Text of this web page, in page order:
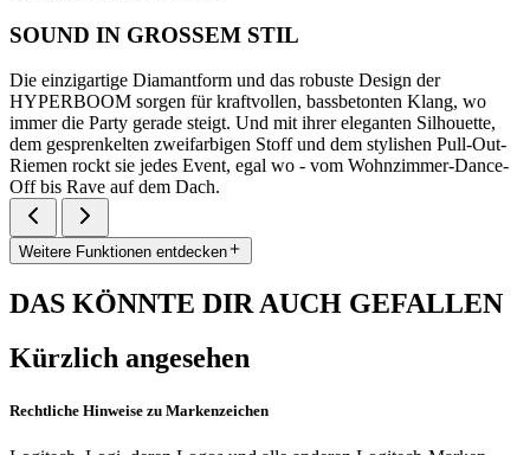
SOUND IN GROSSEM STIL
Die einzigartige Diamantform und das robuste Design der
HYPERBOOM sorgen für kraftvollen, bassbetonten Klang, wo
immer die Party gerade steigt. Und mit ihrer eleganten Silhouette,
dem gesprenkelten zweifarbigen Stoff und dem stylishen Pull-Out-
Riemen rockt sie jedes Event, egal wo - vom Wohnzimmer-Dance-
Off bis Rave auf dem Dach.
Weitere Funktionen entdecken
DAS KÖNNTE DIR AUCH GEFALLEN
Kürzlich angesehen
Rechtliche Hinweise zu Markenzeichen